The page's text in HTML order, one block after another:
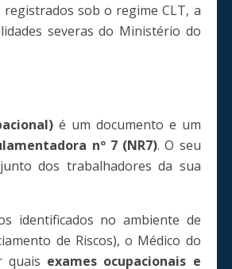
sob o regime CLT, a
severas do Ministério do
é um documento e um
nº 7 (NR7). O seu
dos trabalhadores da sua
identificados no ambiente de
de Riscos), o Médico do
quais exames ocupacionais e